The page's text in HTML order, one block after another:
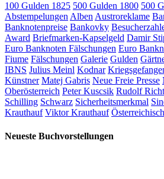
100 Gulden 1825 500 Gulden 1800 500
AbstempelungenAlbenAustroreklame
Banknotenpreise Bankovky
Award Briefmarken-Kapselgeld Damir
Euro Banknoten Fälschungen Euro
Fiume Fälschungen Galerie Gulden
IBNS Julius Meinl Kodnar
Künstner Matej Gabris Neue Freie Presse
Oberösterreich Peter Kuscsik Rudolf
Schilling Schwarz Sicherheitsmerkmal
Krauthauf Viktor Krauthauf
Neueste Buchvorstellungen